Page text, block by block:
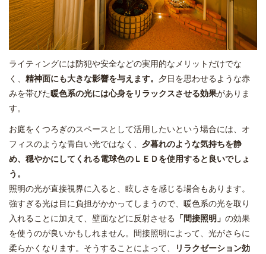
ライティングには防犯や安全などの実用的なメリットだけでな
く、 精神面にも大きな影響を与えます。 夕日を思わせるような赤
みを帯びた暖色系の光には心身をリラックスさせる効果がありま
す。
お庭をくつろぎのスペースとして活用したいという場合には、オ
フィスのような青白い光ではなく、 夕暮れのような気持ちを静
め、穏やかにしてくれる電球色のＬＥＤを使用すると良いでしょ
う。
照明の光が直接視界に入ると、眩しさを感じる場合もあります。
強すぎる光は目に負担がかかってしまうので、暖色系の光を取り
入れることに加えて、壁面などに反射させる 「間接照明」 の効果
を使うのが良いかもしれません。間接照明によって、光がさらに
柔らかくなります。そうすることによって、
リラクゼーション効